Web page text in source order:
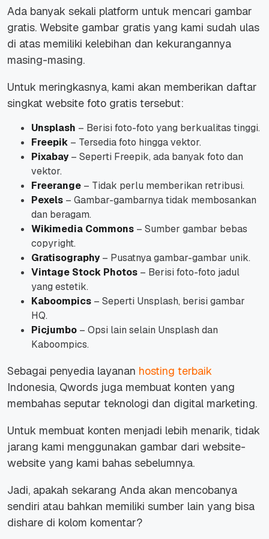
Ada banyak sekali platform untuk mencari gambar
gratis. Website gambar gratis yang kami sudah ulas
di atas memiliki kelebihan dan kekurangannya
masing-masing.
Untuk meringkasnya, kami akan memberikan daftar
singkat website foto gratis tersebut:
Unsplash – Berisi foto-foto yang berkualitas tinggi.
Freepik – Tersedia foto hingga vektor.
Pixabay– Seperti Freepik, ada banyak foto dan
vektor.
Freerange – Tidak perlu memberikan retribusi.
Pexels – Gambar-gambarnya tidak membosankan
dan beragam.
Wikimedia Commons – Sumber gambar bebas
copyright.
Gratisography– Pusatnya gambar-gambar unik.
Vintage Stock Photos – Berisi foto-foto jadul
yang estetik.
Kaboompics – Seperti Unsplash, berisi gambar
HQ.
Picjumbo – Opsi lain selain Unsplash dan
Kaboompics.
Sebagai penyedia layanan hosting terbaik
Indonesia, Qwords juga membuat konten yang
membahas seputar teknologi dan digital marketing.
Untuk membuat konten menjadi lebih menarik, tidak
jarang kami menggunakan gambar dari website-
website yang kami bahas sebelumnya.
Jadi, apakah sekarang Anda akan mencobanya
sendiri atau bahkan memiliki sumber lain yang bisa
dishare di kolom komentar?